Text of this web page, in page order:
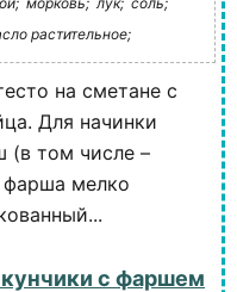
растительное;
на сметане с
Для начинки
(в том числе –
мелко
с фаршем